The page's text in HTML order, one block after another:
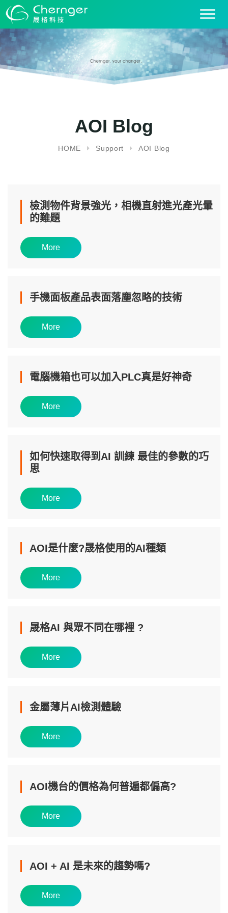
T
o
g
l
e
AOI Blog
HOME Support AOI Blog
檢測物件背景強光，相機直射進光產光暈
的難題
More
手機面板產品表面落塵忽略的技術
More
電腦機箱也可以加入PLC真是好神奇
More
如何快速取得到AI 訓練 最佳的參數的巧
思
More
AOI是什麼?晟格使用的AI種類
More
晟格AI 與眾不同在哪裡 ?
More
金屬薄片AI檢測體驗
More
AOI機台的價格為何普遍都偏高?
More
AOI + AI 是未來的趨勢嗎?
More